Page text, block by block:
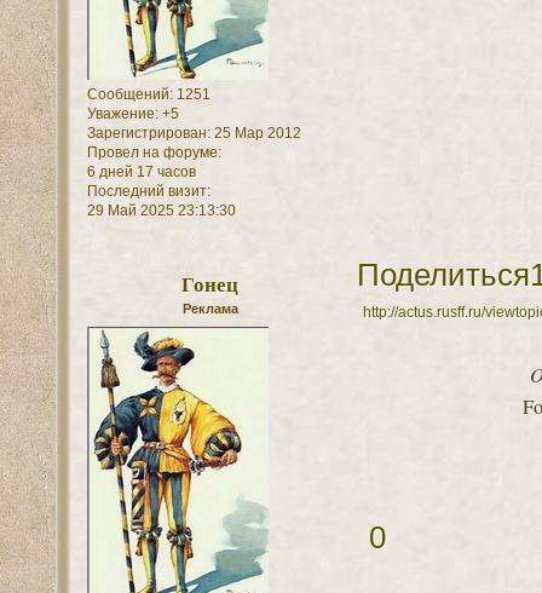
Сообщений:1251
Уважение: +5
Зарегистрирован: 25 Мар 2012
Провел на форуме:
6 дней 17 часов
Последний визит:
29 Май 2025 23:13:30
Поделиться
Гонец
Реклама http://actus.rusff.ru/
0